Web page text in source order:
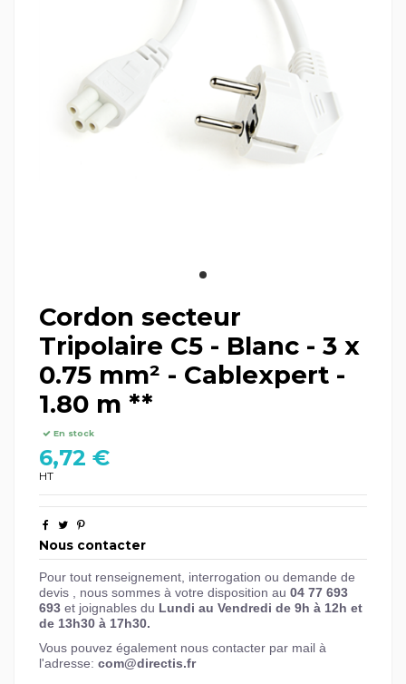
Cordon secteur
Tripolaire C5 - Blanc - 3 x
0.75 mm² - Cablexpert -
1.80 m **
En stock
6,72 €
HT
Nous contacter
Pour tout renseignement, interrogation ou demande de
devis , nous sommes à votre disposition au 04 77 693
693 et joignables du Lundi au Vendredi de 9h à 12h et
de 13h30 à 17h30.
Vous pouvez également nous contacter par mail à
l'adresse: com@directis.fr